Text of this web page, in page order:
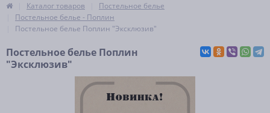
Каталог товаров
Постельное белье
Постельное белье - Поплин
Постельное белье Поплин "Эксклюзив"
Постельное белье Поплин
"Эксклюзив"